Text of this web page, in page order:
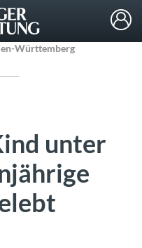
Württemberg
unter